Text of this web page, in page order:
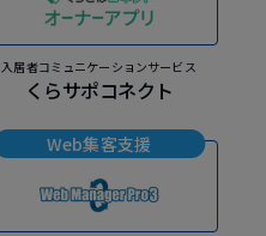
入居者コミュニケーションサービス
くらサポコネクト
Web集客支援